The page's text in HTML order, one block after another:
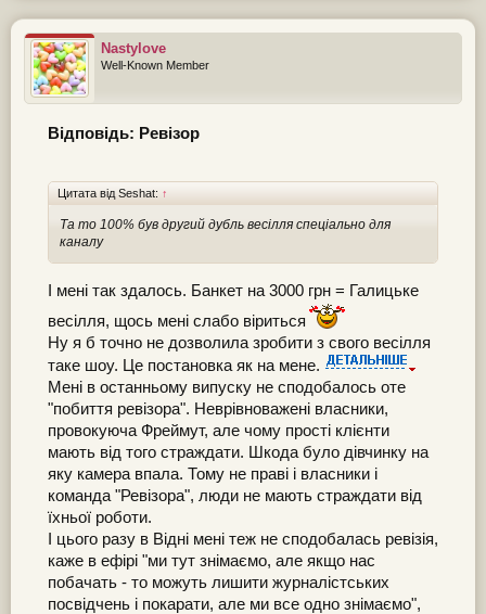
Nastylove
Well-Known Member
Відповідь: Ревізор
Цитата від Seshat: ↑
Та то 100% був другий дубль весілля спеціально для
каналу
І мені так здалось. Банкет на 3000 грн = Галицьке
весілля, щось мені слабо віриться
Ну я б точно не дозволила зробити з свого весілля
таке шоу. Це постановка як на мене.
Мені в останньому випуску не сподобалось оте
"побиття ревізора". Неврівноважені власники,
провокуюча Фреймут, але чому прості клієнти
мають від того страждати. Шкода було дівчинку на
яку камера впала. Тому не праві і власники і
команда "Ревізора", люди не мають страждати від
їхньої роботи.
І цього разу в Відні мені теж не сподобалась ревізія,
каже в ефірі "ми тут знімаємо, але якщо нас
побачать - то можуть лишити журналістських
посвідчень і покарати, але ми все одно знімаємо",